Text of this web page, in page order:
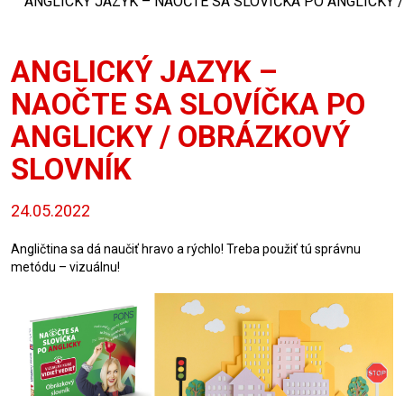
ANGLICKÝ JAZYK –
NAOČTE SA SLOVÍČKA PO
ANGLICKY / OBRÁZKOVÝ
SLOVNÍK
24.05.2022
Angličtina sa dá naučiť hravo a rýchlo! Treba použiť tú správnu
metódu – vizuálnu!